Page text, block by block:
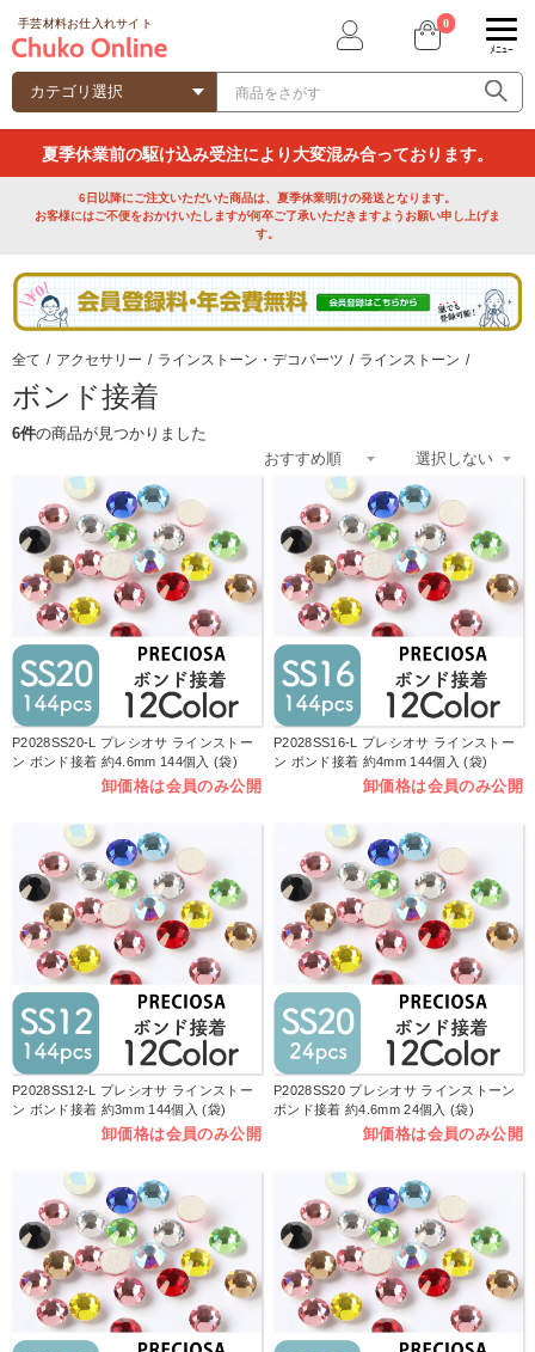
手芸材料お仕入れサイト 0
ﾒﾆｭｰ
夏季休業前の駆け込み受注により大変混み合っております。
6日以降にご注文いただいた商品は、夏季休業明けの発送となります。
お客様にはご不便をおかけいたしますが何卒ご了承いただきますようお願い申し上げま
す。
全て / アクセサリー / ラインストーン・デコパーツ / ラインストーン /
ボンド接着
6件の商品が見つかりました
P2028SS20-L プレシオサ ラインストー
ン ボンド接着 約4.6mm 144個入 (袋)
卸価格は会員のみ公開
P2028SS16-L プレシオサ ラインストー
ン ボンド接着 約4mm 144個入 (袋)
卸価格は会員のみ公開
P2028SS12-L プレシオサ ラインストー
ン ボンド接着 約3mm 144個入 (袋)
卸価格は会員のみ公開
P2028SS20 プレシオサ ラインストーン
ボンド接着 約4.6mm 24個入 (袋)
卸価格は会員のみ公開